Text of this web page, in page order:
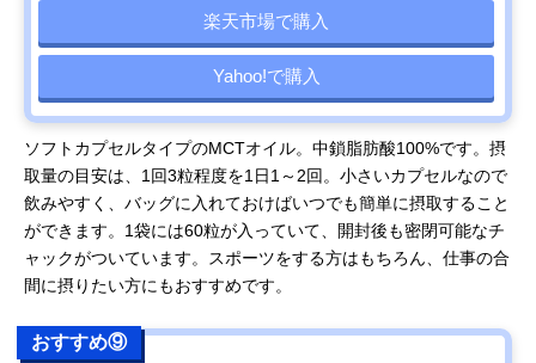
楽天市場で購入
Yahoo!で購入
ソフトカプセルタイプのMCTオイル。中鎖脂肪酸100%です。摂
取量の目安は、1回3粒程度を1日1～2回。小さいカプセルなので
飲みやすく、バッグに入れておけばいつでも簡単に摂取すること
ができます。1袋には60粒が入っていて、開封後も密閉可能なチ
ャックがついています。スポーツをする方はもちろん、仕事の合
間に摂りたい方にもおすすめです。
おすすめ⑨